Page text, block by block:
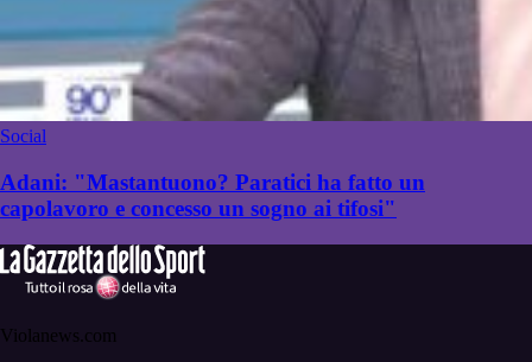
Social
Adani: "Mastantuono? Paratici ha fatto un
capolavoro e concesso un sogno ai tifosi"
Violanews.com